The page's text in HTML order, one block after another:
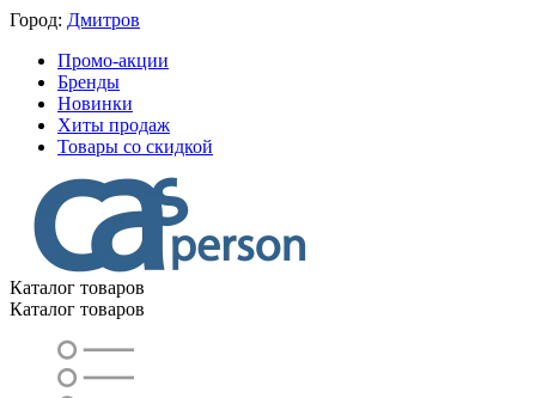
Город: Дмитров
Промо-акции
Бренды
Новинки
Хиты продаж
Товары со скидкой
Каталог товаров
Каталог товаров